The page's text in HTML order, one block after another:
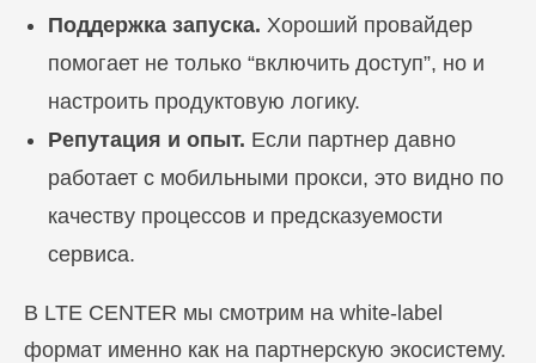
Поддержка запуска. Хороший провайдер
помогает не только “включить доступ”, но и
настроить продуктовую логику.
Репутация и опыт. Если партнер давно
работает с мобильными прокси, это видно по
качеству процессов и предсказуемости
сервиса.
В LTE CENTER мы смотрим на white-label
формат именно как на партнерскую экосистему.